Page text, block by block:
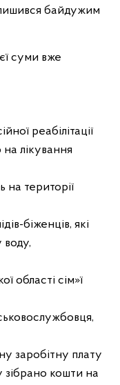
байдужим
суми вже
реабілітації
лікування
на території
біженців, які
воду,
області сім»ї
заробітну плату
зібрано кошти на